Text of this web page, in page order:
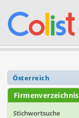
Firmenverzeichnis
Firmenverzeichnis
Stichwortsuche